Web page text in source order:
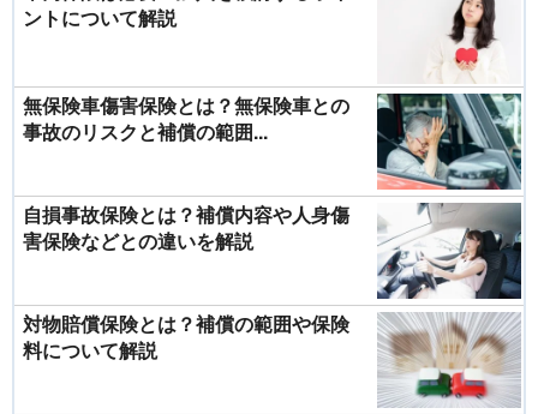
ントについて解説
無保険車傷害保険とは？無保険車との
事故のリスクと補償の範囲...
自損事故保険とは？補償内容や人身傷
害保険などとの違いを解説
対物賠償保険とは？補償の範囲や保険
料について解説